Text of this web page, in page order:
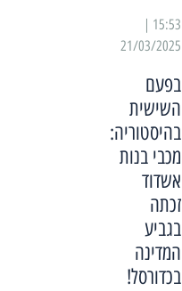
21/03/2025
בפעם
השישית
בהיסטוריה:
מכבי בנות
אשדוד
זכתה
בגביע
המדינה
בכדורסל!